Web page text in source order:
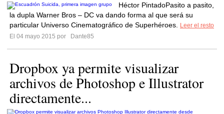
Héctor PintadoPasito a pasito,
la dupla Warner Bros – DC va dando forma al que será su
particular Universo Cinematográfico de Superhéroes.
Leer el resto
El 04 mayo 2015 por
Dante85
Dropbox ya permite visualizar
archivos de Photoshop e Illustrator
directamente...